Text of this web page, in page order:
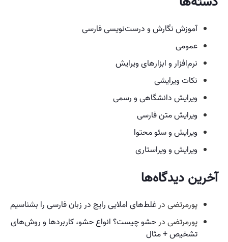
آموزش نگارش و درست‌نویسی فارسی
عمومی
نرم‌افزار و ابزارهای ویرایش
نکات ویرایشی
ویرایش دانشگاهی و رسمی
ویرایش متن فارسی
ویرایش و سئو محتوا
ویرایش و ویراستاری
آخرین دیدگاه‌ها
پورمرتضیدرغلط‌های املایی رایج در زبان فارسی را بشناسیم
پورمرتضیدرحشو چیست؟ انواع حشو، کاربردها و روش‌های
تشخیص + مثال